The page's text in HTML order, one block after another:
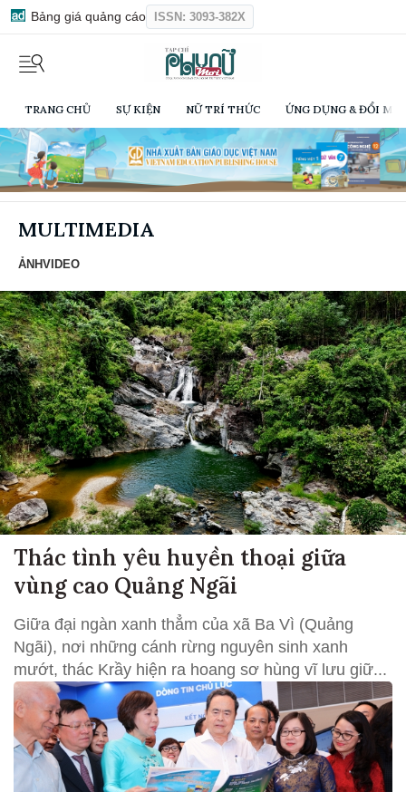
Bảng giá quảng cáo ISSN: 3093-382X
TRANG CHỦ SỰ KIỆN NỮ TRÍ THỨC ỨNG DỤNG & ĐỔI
MULTIMEDIA
ẢNHVIDEO
Thác tình yêu huyền thoại giữa
vùng cao Quảng Ngãi
Giữa đại ngàn xanh thẳm của xã Ba Vì (Quảng
Ngãi), nơi những cánh rừng nguyên sinh xanh
mướt, thác Krầy hiện ra hoang sơ hùng vĩ lưu giữ...